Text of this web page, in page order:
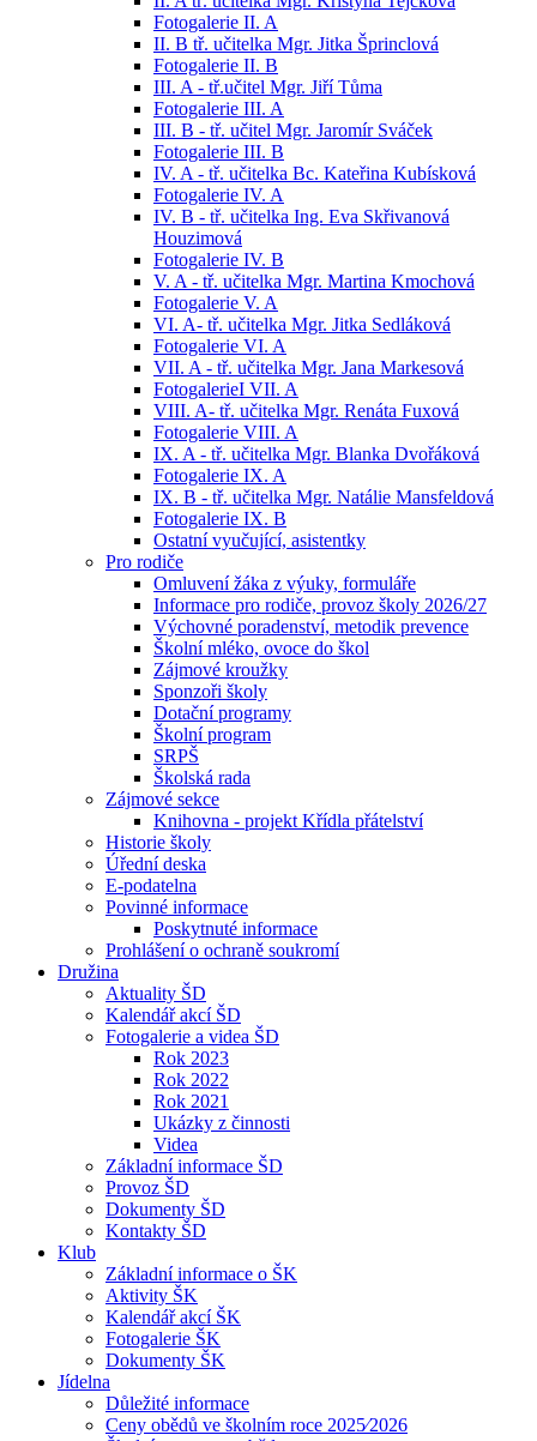
Fotogalerie II. A
II. B tř. učitelka Mgr. Jitka Šprinclová
Fotogalerie II. B
III. A - tř.učitel Mgr. Jiří Tůma
Fotogalerie III. A
III. B - tř. učitel Mgr. Jaromír Sváček
Fotogalerie III. B
IV. A - tř. učitelka Bc. Kateřina Kubísková
Fotogalerie IV. A
IV. B - tř. učitelka Ing. Eva Skřivanová
Houzimová
Fotogalerie IV. B
V. A - tř. učitelka Mgr. Martina Kmochová
Fotogalerie V. A
VI. A- tř. učitelka Mgr. Jitka Sedláková
Fotogalerie VI. A
VII. A - tř. učitelka Mgr. Jana Markesová
FotogalerieI VII. A
VIII. A- tř. učitelka Mgr. Renáta Fuxová
Fotogalerie VIII. A
IX. A - tř. učitelka Mgr. Blanka Dvořáková
Fotogalerie IX. A
IX. B - tř. učitelka Mgr. Natálie Mansfeldová
Fotogalerie IX. B
Ostatní vyučující, asistentky
Pro rodiče
Omluvení žáka z výuky, formuláře
Informace pro rodiče, provoz školy 2026/27
Výchovné poradenství, metodik prevence
Školní mléko, ovoce do škol
Zájmové kroužky
Sponzoři školy
Dotační programy
Školní program
SRPŠ
Školská rada
Zájmové sekce
Knihovna - projekt Křídla přátelství
Historie školy
Úřední deska
E-podatelna
Povinné informace
Poskytnuté informace
Prohlášení o ochraně soukromí
Družina
Aktuality ŠD
Kalendář akcí ŠD
Fotogalerie a videa ŠD
Rok 2023
Rok 2022
Rok 2021
Ukázky z činnosti
Videa
Základní informace ŠD
Provoz ŠD
Dokumenty ŠD
Kontakty ŠD
Klub
Základní informace o ŠK
Aktivity ŠK
Kalendář akcí ŠK
Fotogalerie ŠK
Dokumenty ŠK
Jídelna
Důležité informace
Ceny obědů ve školním roce 2025⁄2026